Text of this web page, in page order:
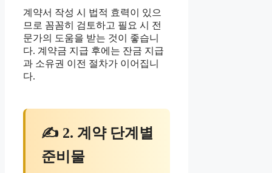
계약서 작성 시 법적 효력이 있으
므로 꼼꼼히 검토하고 필요 시 전
문가의 도움을 받는 것이 좋습니
다. 계약금 지급 후에는 잔금 지급
과 소유권 이전 절차가 이어집니
다.
✍ 2. 계약 단계별
준비물